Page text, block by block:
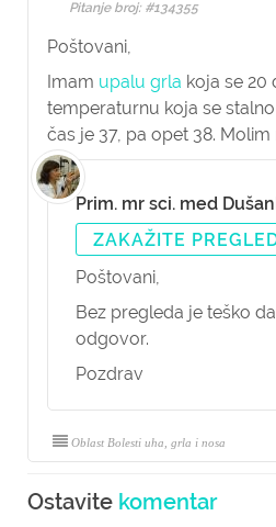
Pitanje broj: #134355
Poštovani,
Imam upalu grla koja se 20
temperaturnu koja se
čas je 37, pa opet 38. Molim
Prim. mr sci. med
ZAKAŽITE
Poštovani,
Bez pregleda je teško
odgovor.
Pozdrav
Oblast Bolesti uha, grla i nosa
Ostavite komentar